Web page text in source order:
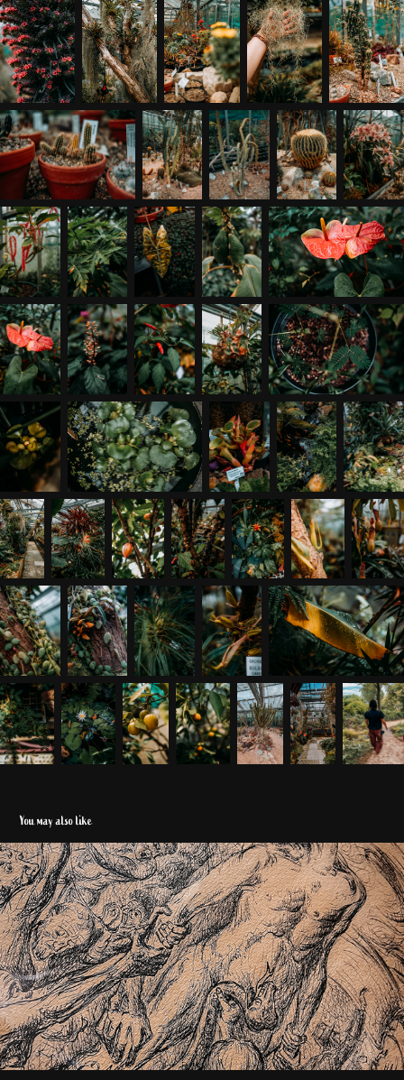
You may also like
Kunstsammlung Ostbayern - Hengersberg
2022